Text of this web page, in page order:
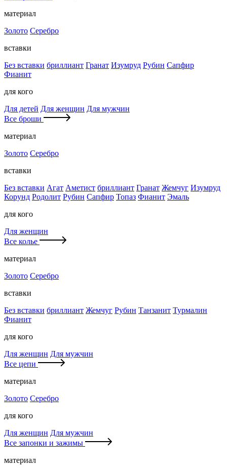
материал
Золото Серебро
вставки
Без вставки бриллиант Гранат Изумруд Рубин Сапфир
Фианит
для кого
Для детей Для женщин Для мужчин
Все броши
материал
Золото Серебро
вставки
Без вставки Агат Аметист бриллиант Гранат Жемчуг Изумруд
Корунд Родолит Рубин Сапфир Топаз Фианит Эмаль
для кого
Для женщин
Все колье
материал
Золото Серебро
вставки
Без вставки бриллиант Жемчуг Рубин Танзанит Турмалин
Фианит
для кого
Для женщин Для мужчин
Все цепи
материал
Золото Серебро
для кого
Для женщин Для мужчин
Все запонки и зажимы
материал